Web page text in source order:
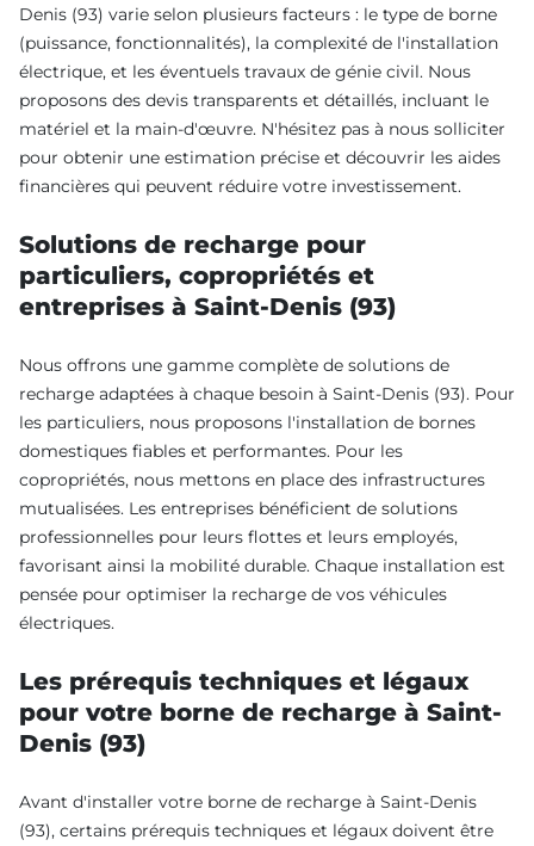
Denis (93) varie selon plusieurs facteurs : le type de borne
(puissance, fonctionnalités), la complexité de l'installation
électrique, et les éventuels travaux de génie civil. Nous
proposons des devis transparents et détaillés, incluant le
matériel et la main-d'œuvre. N'hésitez pas à nous solliciter
pour obtenir une estimation précise et découvrir les aides
financières qui peuvent réduire votre investissement.
Solutions de recharge pour
particuliers, copropriétés et
entreprises à Saint-Denis (93)
Nous offrons une gamme complète de solutions de
recharge adaptées à chaque besoin à Saint-Denis (93). Pour
les particuliers, nous proposons l'installation de bornes
domestiques fiables et performantes. Pour les
copropriétés, nous mettons en place des infrastructures
mutualisées. Les entreprises bénéficient de solutions
professionnelles pour leurs flottes et leurs employés,
favorisant ainsi la mobilité durable. Chaque installation est
pensée pour optimiser la recharge de vos véhicules
électriques.
Les prérequis techniques et légaux
pour votre borne de recharge à Saint-
Denis (93)
Avant d'installer votre borne de recharge à Saint-Denis
(93), certains prérequis techniques et légaux doivent être